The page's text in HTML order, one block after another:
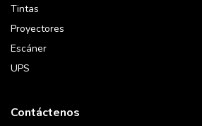
Tintas
Proyectores
Escáner
UPS
Contáctenos